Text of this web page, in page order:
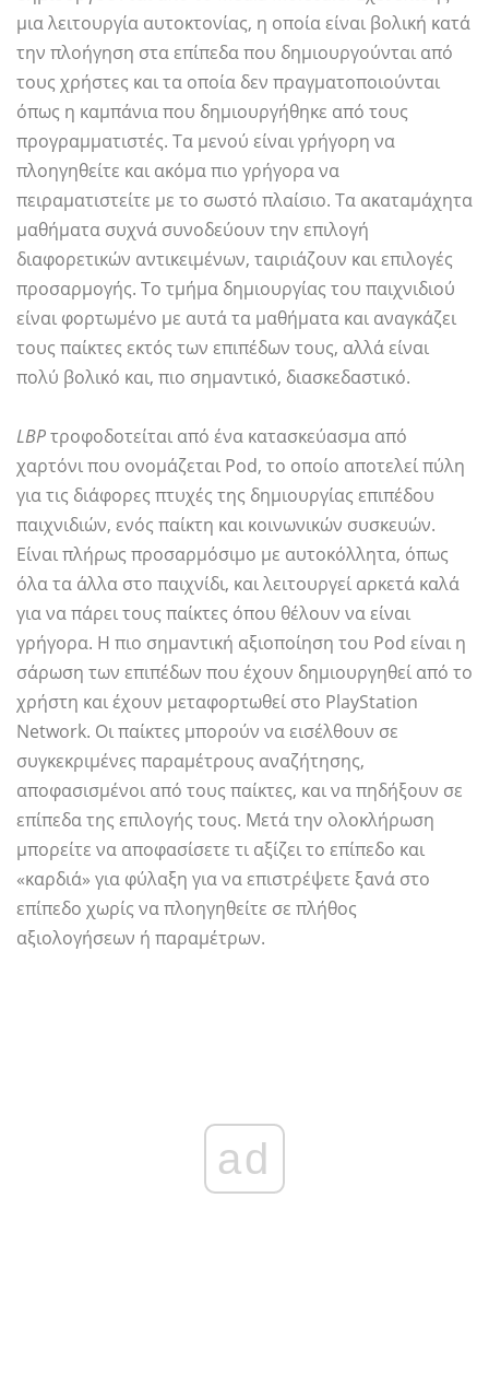
μια λειτουργία αυτοκτονίας, η οποία είναι βολική κατά
την πλοήγηση στα επίπεδα που δημιουργούνται από
τους χρήστες και τα οποία δεν πραγματοποιούνται
όπως η καμπάνια που δημιουργήθηκε από τους
προγραμματιστές. Τα μενού είναι γρήγορη να
πλοηγηθείτε και ακόμα πιο γρήγορα να
πειραματιστείτε με το σωστό πλαίσιο. Τα ακαταμάχητα
μαθήματα συχνά συνοδεύουν την επιλογή
διαφορετικών αντικειμένων, ταιριάζουν και επιλογές
προσαρμογής. Το τμήμα δημιουργίας του παιχνιδιού
είναι φορτωμένο με αυτά τα μαθήματα και αναγκάζει
τους παίκτες εκτός των επιπέδων τους, αλλά είναι
πολύ βολικό και, πιο σημαντικό, διασκεδαστικό.
LBPτροφοδοτείται από ένα κατασκεύασμα από
χαρτόνι που ονομάζεται Pod, το οποίο αποτελεί πύλη
για τις διάφορες πτυχές της δημιουργίας επιπέδου
παιχνιδιών, ενός παίκτη και κοινωνικών συσκευών.
Είναι πλήρως προσαρμόσιμο με αυτοκόλλητα, όπως
όλα τα άλλα στο παιχνίδι, και λειτουργεί αρκετά καλά
για να πάρει τους παίκτες όπου θέλουν να είναι
γρήγορα. Η πιο σημαντική αξιοποίηση του Pod είναι η
σάρωση των επιπέδων που έχουν δημιουργηθεί από το
χρήστη και έχουν μεταφορτωθεί στο PlayStation
Network. Οι παίκτες μπορούν να εισέλθουν σε
συγκεκριμένες παραμέτρους αναζήτησης,
αποφασισμένοι από τους παίκτες, και να πηδήξουν σε
επίπεδα της επιλογής τους. Μετά την ολοκλήρωση
μπορείτε να αποφασίσετε τι αξίζει το επίπεδο και
«καρδιά» για φύλαξη για να επιστρέψετε ξανά στο
επίπεδο χωρίς να πλοηγηθείτε σε πλήθος
αξιολογήσεων ή παραμέτρων.
ad